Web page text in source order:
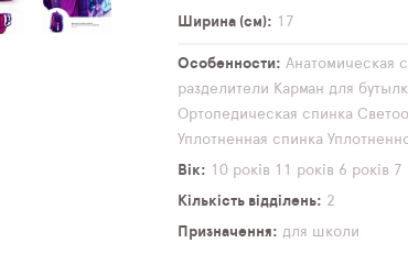
Ширина (см)
17
Особенности Анатомическая
разделители Карман для
Ортопедическая спинка
Уплотненная спинка
Вік
10 років 11 років 6 років 7
Кількість відділень
2
Призначення
для школи